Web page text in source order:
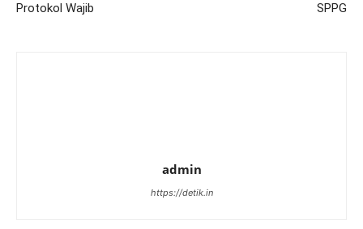
Protokol Wajib
SPPG
admin
https://detik.in